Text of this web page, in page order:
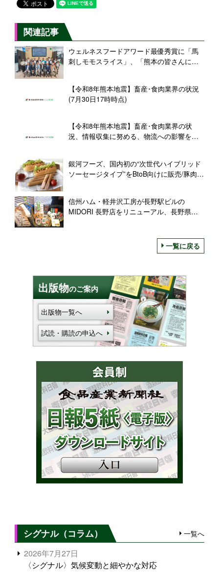
関連記事
ウェルネスフードアワード最優秀賞に「馬
刺しモモスライス」、「熊本の皆さんにと
【令和8年熊本地震】畜産･食肉業界の状況
(7月30日17時時点)
【令和8年熊本地震】畜産･食肉業界の状
況、情報収集に努める、物流への影響を懸
銀河フーズ、国内初の“次世代ハイブリッド
ソーセージタイプ”をBtoB向けに販売/豚肉
信州ハム・軽井沢工房が長野駅ビルの
MIDORI 長野店をリニューアル、長野県産
一覧に戻る
出版物のご案内
出版物一覧へ
試読・購読の申込へ
シグナル（コラム） 一覧へ
2026年7月27日
〈シグナル〉気候変動と細やかな対応